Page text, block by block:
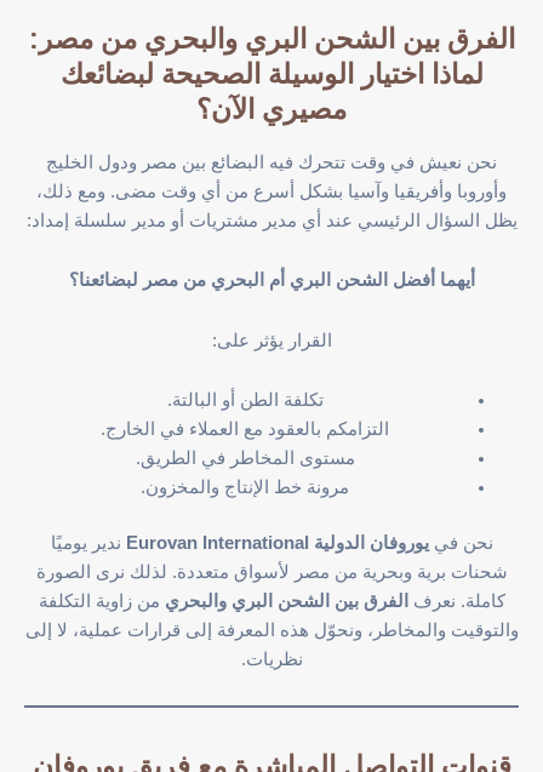
الفرق بين الشحن البري والبحري من مصر:
لماذا اختيار الوسيلة الصحيحة لبضائعك
مصيري الآن؟
نحن نعيش في وقت تتحرك فيه البضائع بين مصر ودول الخليج
وأوروبا وأفريقيا وآسيا بشكل أسرع من أي وقت مضى. ومع ذلك،
يظل السؤال الرئيسي عند أي مدير مشتريات أو مدير سلسلة إمداد:
أيهما أفضل الشحن البري أم البحري من مصر لبضائعنا؟
القرار يؤثر على:
تكلفة الطن أو البالتة.
التزامكم بالعقود مع العملاء في الخارج.
مستوى المخاطر في الطريق.
مرونة خط الإنتاج والمخزون.
نحن فييوروفان الدولية Eurovan International
ندير يوميًا
شحنات برية وبحرية من مصر لأسواق متعددة. لذلك نرى الصورة
كاملة. نعرف
الفرق بين الشحن البري والبحري من زاوية التكلفة
والتوقيت والمخاطر، ونحوّل هذه المعرفة إلى قرارات عملية، لا إلى
نظريات.
قنوات التواصل المباشرة مع فريق يوروفان